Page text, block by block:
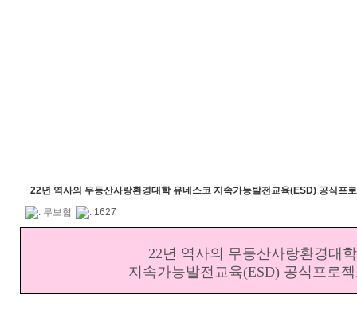
22년 역사의 무등산사랑환경대학 유네스코 지속가능발전교육(ESD) 공식프
: 무보협 : 1627
22년 역사의 무등산사랑환경대
지속가능발전교육(ESD) 공식프로